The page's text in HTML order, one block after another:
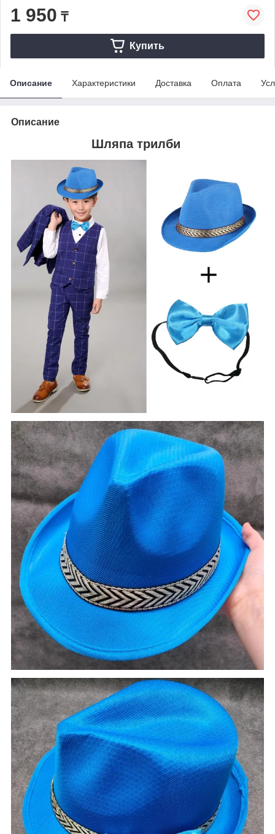
1 950 ₸
Купить
Описание Характеристики Доставка Оплата
Описание
Шляпа трилби